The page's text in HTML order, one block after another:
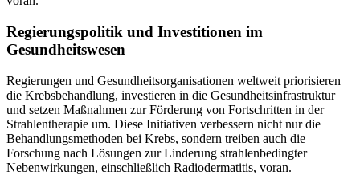
Regierungspolitik und Investitionen im
Gesundheitswesen
Regierungen und Gesundheitsorganisationen weltweit priorisieren
die Krebsbehandlung, investieren in die Gesundheitsinfrastruktur
und setzen Maßnahmen zur Förderung von Fortschritten in der
Strahlentherapie um. Diese Initiativen verbessern nicht nur die
Behandlungsmethoden bei Krebs, sondern treiben auch die
Forschung nach Lösungen zur Linderung strahlenbedingter
Nebenwirkungen, einschließlich Radiodermatitis, voran.